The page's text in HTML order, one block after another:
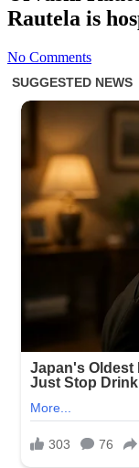
Rautela is
No Comments